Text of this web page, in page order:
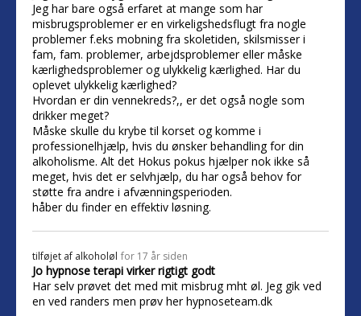
Jeg har bare også erfaret at mange som har
misbrugsproblemer er en virkeligshedsflugt fra nogle
problemer f.eks mobning fra skoletiden, skilsmisser i
fam, fam. problemer, arbejdsproblemer eller måske
kærlighedsproblemer og ulykkelig kærlighed. Har du
oplevet ulykkelig kærlighed?
Hvordan er din vennekreds?,, er det også nogle som
drikker meget?
Måske skulle du krybe til korset og komme i
professionelhjælp, hvis du ønsker behandling for din
alkoholisme. Alt det Hokus pokus hjælper nok ikke så
meget, hvis det er selvhjælp, du har også behov for
støtte fra andre i afvænningsperioden.
håber du finder en effektiv løsning.
tilføjet af alkoholøl for 17 år siden
Jo hypnose terapi virker rigtigt godt
Har selv prøvet det med mit misbrug mht øl. Jeg gik ved
en ved randers men prøv her hypnoseteam.dk